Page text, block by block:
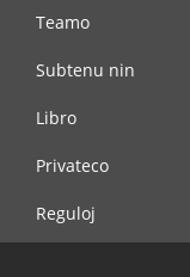
Teamo
Subtenu nin
Libro
Privateco
Reguloj